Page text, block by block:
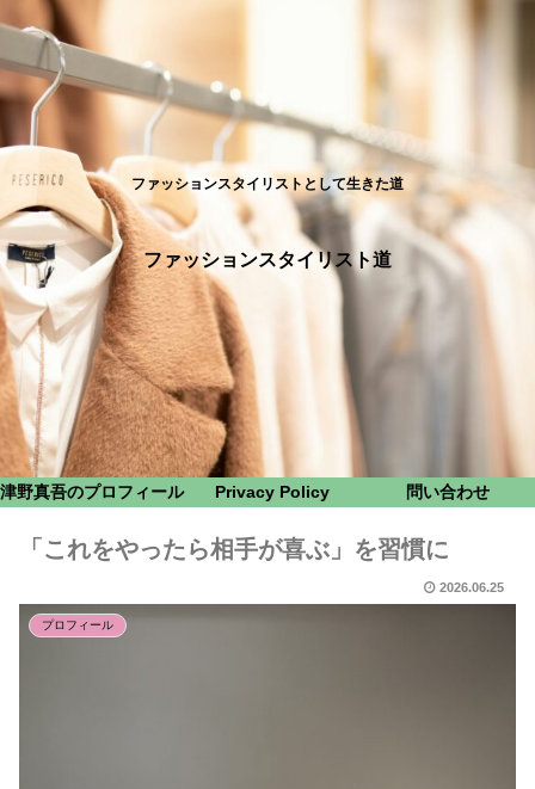
ファッションスタイリストとして生きた道
ファッションスタイリスト道
津野真吾のプロフィール Privacy Policy 問い合わせ
「これをやったら相手が喜ぶ」を習慣に
2026.06.25
プロフィール